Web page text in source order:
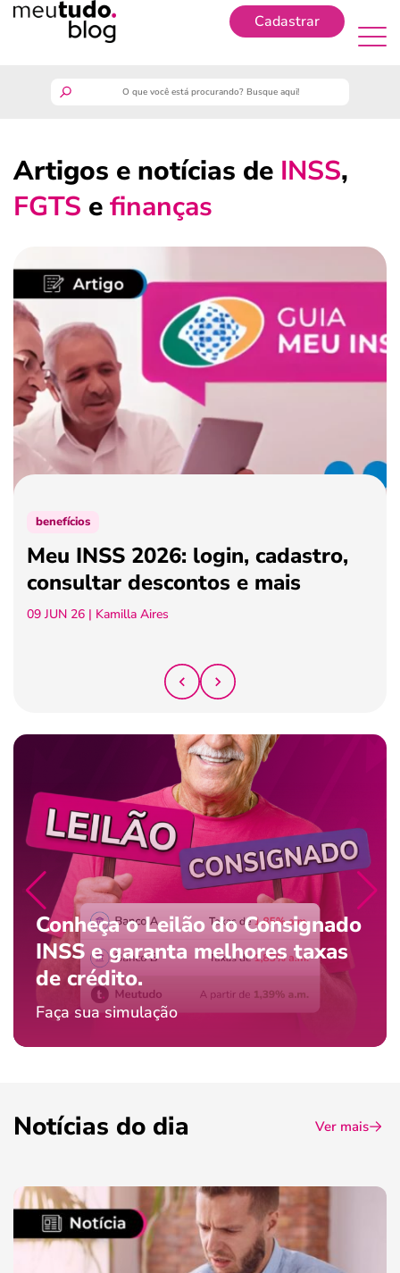
Cadastrar
guia do trabalhador
benefícios
crédito fácil
últimas notícias
ferramentas
Artigos e notícias de INSS,
FGTS efinanças
benefícios
Meu INSS 2026: login, cadastro,
consultar descontos e mais
09 JUN 26 | Kamilla Aires
Conheça o Leilão do Consignado
INSS e garanta melhores taxas
de crédito.
Faça sua simulação
Notícias do dia Ver mais